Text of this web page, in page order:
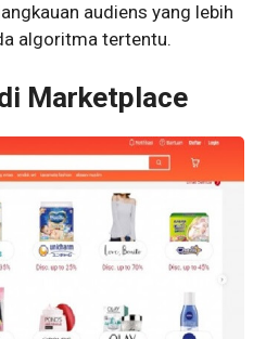
audiens yang lebih
algoritma tertentu.
Marketplace